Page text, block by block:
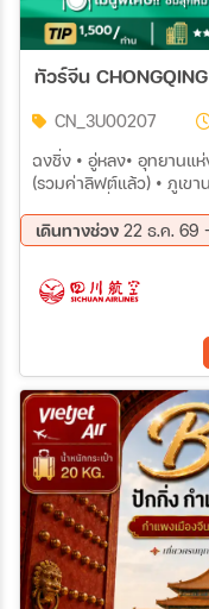
CN_3U00207
ฉงชิ่ง • อู่หลง• อุทยานแ
(รวมค่าลิฟต์แล้ว) • ภูเขา
มหาศาลาประชาคมฉงชิ่
เดินเจี่ยฟ่างเป่ย • POP
เดินทางช่วง 22 ธ.ค. 69